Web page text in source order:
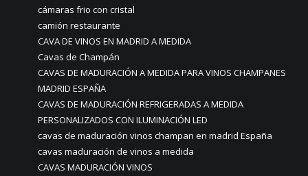
cámaras frio con cristal
camión restaurante
CAVA DE VINOS EN MADRID A MEDIDA
Cavas de Champán
CAVAS DE MADURACIÓN A MEDIDA PARA VINOS CHAMPANES
MADRID ESPAÑA
CAVAS DE MADURACIÓN REFRIGERADAS A MEDIDA
PERSONALIZADOS CON ILUMINACIÓN LED
cavas de maduración vinos champan en madrid España
cavas maduración de vinos a medida
CAVAS MADURACIÓN VINOS